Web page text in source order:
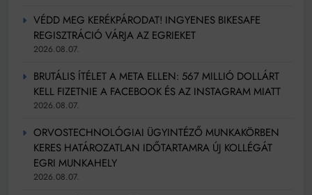
VÉDD MEG KERÉKPÁRODAT! INGYENES BIKESAFE
REGISZTRÁCIÓ VÁRJA AZ EGRIEKET
2026.08.07.
BRUTÁLIS ÍTÉLET A META ELLEN: 567 MILLIÓ DOLLÁRT
KELL FIZETNIE A FACEBOOK ÉS AZ INSTAGRAM MIATT
2026.08.07.
ORVOSTECHNOLÓGIAI ÜGYINTÉZŐ MUNKAKÖRBEN
KERES HATÁROZATLAN IDŐTARTAMRA ÚJ KOLLÉGÁT
EGRI MUNKAHELY
2026.08.07.